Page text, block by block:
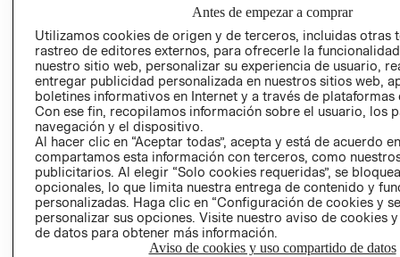
TRANSPARENCIA
Y ÉTICA (INGLÉS)
COMERCIO - SIC
PETICIONES
QUEJAS Y
RECLAMOS
Colombia ($)
CAMBIAR REGIÓN
Antes de empezar a comprar
Utilizamos cookies de origen y de terceros, incluidas otras
rastreo de editores externos, para ofrecerle la
nuestro sitio web, personalizar su experiencia de usuario,
entregar publicidad personalizada en nuestros sitios web,
boletines informativos en Internet y a través de plataformas
Con ese fin, recopilamos información sobre el usuario, los
navegación y el dispositivo.
Al hacer clic en “Aceptar todas”, acepta y está de acuerdo
compartamos esta información con terceros, como
publicitarios. Al elegir “Solo cookies requeridas”, se
opcionales, lo que limita nuestra entrega de contenido y
personalizadas. Haga clic en “Configuración de cookies y
personalizar sus opciones. Visite nuestro aviso de cookies
de datos para obtener más información.
Aviso de cookies y uso compartido de datos